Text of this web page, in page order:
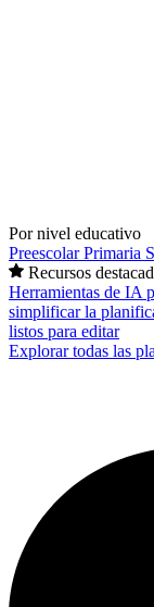
Por nivel educativo
PreescolarPrimaria
Recursos
Herramientas de IA
simplificar la
listos para editar
Explorar todas las